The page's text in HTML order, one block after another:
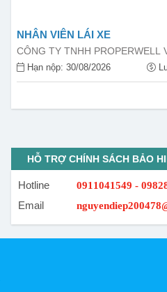
NHÂN VIÊN LÁI XE
CÔNG TY TNHH PROPERWELL
Hạn nộp: 30/08/2026
HỖ TRỢ CHÍNH SÁCH BẢO
Hotline 0911041549 -
Email